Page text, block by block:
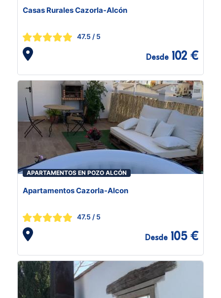
Casas Rurales Cazorla-Alcón
47.5 / 5
Desde 102 €
APARTAMENTOS EN POZO ALCÓN
Apartamentos Cazorla-Alcon
47.5 / 5
Desde 105 €